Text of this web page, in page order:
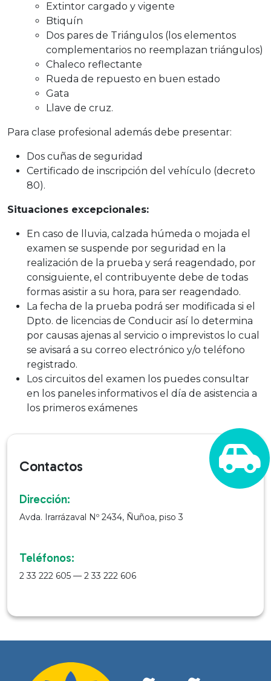
Extintor cargado y vigente
Btiquín
Dos pares de Triángulos (los elementos
complementarios no reemplazan triángulos)
Chaleco reflectante
Rueda de repuesto en buen estado
Gata
Llave de cruz.
Para clase profesional además debe presentar:
Dos cuñas de seguridad
Certificado de inscripción del vehículo (decreto
80).
Situaciones excepcionales:
En caso de lluvia, calzada húmeda o mojada el
examen se suspende por seguridad en la
realización de la prueba y será reagendado, por
consiguiente, el contribuyente debe de todas
formas asistir a su hora, para ser reagendado.
La fecha de la prueba podrá ser modificada si el
Dpto. de licencias de Conducir así lo determina
por causas ajenas al servicio o imprevistos lo cual
se avisará a su correo electrónico y/o teléfono
registrado.
Los circuitos del examen los puedes consultar
en los paneles informativos el día de asistencia a
los primeros exámenes
Contactos
Dirección:
Avda. Irarrázaval Nº 2434, Ñuñoa, piso 3
Teléfonos:
2 33 222 605 — 2 33 222 606